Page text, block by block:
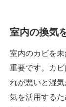
室内の換気
室内のカビを
重要です。カ
れが悪いと湿
気を活用する